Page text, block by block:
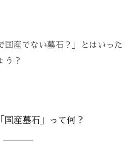
国産でない墓石？」とはいった
う？
国産墓石」って何？